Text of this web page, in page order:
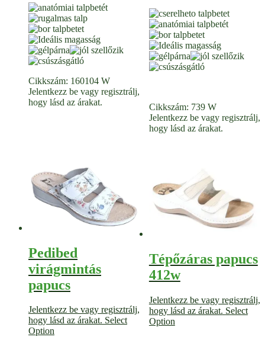
Cikkszám: 160104 W
Jelentkezz be vagy regisztrálj,
hogy lásd az árakat.
Cikkszám: 739 W
Jelentkezz be vagy regisztrálj,
hogy lásd az árakat.
Pedibed
virágmintás
papucs
Jelentkezz be vagy regisztrálj,
hogy lásd az árakat. Select
Option
Tépőzáras papucs
412w
Jelentkezz be vagy regisztrálj,
hogy lásd az árakat. Select
Option